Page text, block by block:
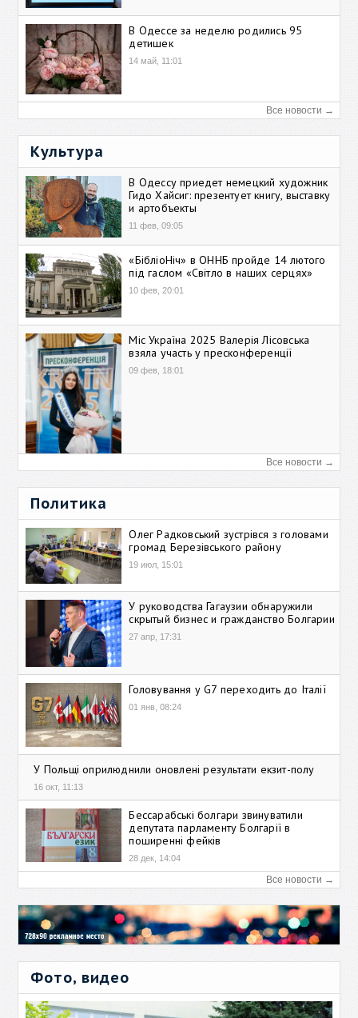
В Одессе за неделю родились 95
детишек
14 май, 11:01
Все новости →
Культура
В Одессу приедет немецкий художник
Гидо Хайсиг: презентует книгу, выставку
и артобъекты
11 фев, 09:05
«БібліоНіч» в ОННБ пройде 14 лютого
під гаслом «Світло в наших серцях»
10 фев, 20:01
Міс Україна 2025 Валерія Лісовська
взяла участь у пресконференції
09 фев, 18:01
Все новости →
Политика
Олег Радковський зустрівся з головами
громад Березівського району
19 июл, 15:01
У руководства Гагаузии обнаружили
скрытый бизнес и гражданство Болгарии
27 апр, 17:31
Головування у G7 переходить до Італії
01 янв, 08:24
У Польщі оприлюднили оновлені результати екзит-полу
16 окт, 11:13
Бессарабські болгари звинуватили
депутата парламенту Болгарії в
поширенні фейків
28 дек, 14:04
Все новости →
Фото, видео